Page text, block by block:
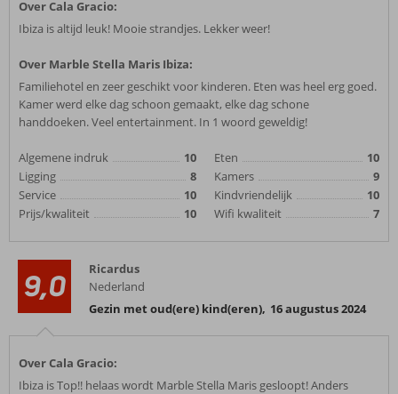
Over Cala Gracio:
Ibiza is altijd leuk! Mooie strandjes. Lekker weer!
Over Marble Stella Maris Ibiza:
Familiehotel en zeer geschikt voor kinderen. Eten was heel erg goed.
Kamer werd elke dag schoon gemaakt, elke dag schone
handdoeken. Veel entertainment. In 1 woord geweldig!
Algemene indruk
10
Ligging
8
Service
10
Prijs/kwaliteit
10
Eten
10
Kamers
9
Kindvriendelijk
10
Wifi kwaliteit
7
9,0
Ricardus
Nederland
Gezin met oud(ere) kind(eren), 16 augustus 2024
Over Cala Gracio:
Ibiza is Top!! helaas wordt Marble Stella Maris gesloopt! Anders